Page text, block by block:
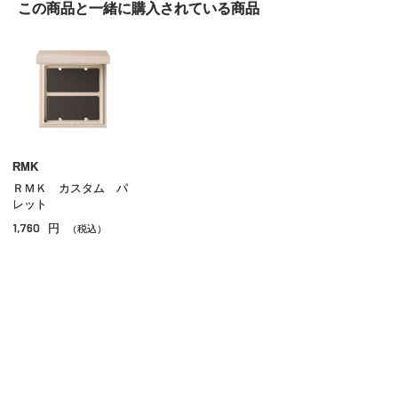
アイブロウ
マスカラ
リップ
グロス
チーク
シェーディング・ハイライト
この商品と一緒に購入されている商品
RMK
ＲＭＫ カスタム パ
レット
1,760 円 （税込）